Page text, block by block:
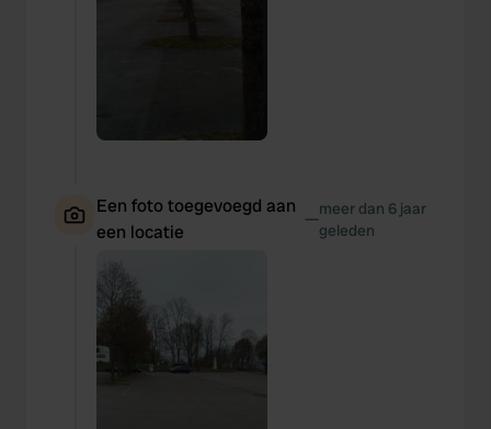
Een foto toegevoegd aan
een locatie
—meer dan 6 jaar
geleden